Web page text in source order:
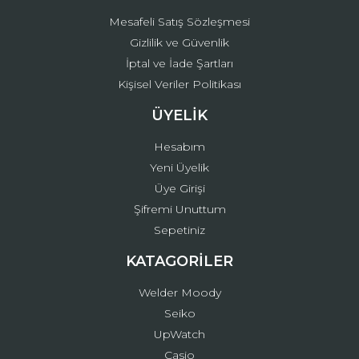
Mesafeli Satış Sözleşmesi
Gizlilik ve Güvenlik
İptal ve İade Şartları
Kişisel Veriler Politikası
ÜYELİK
Hesabım
Yeni Üyelik
Üye Girişi
Şifremi Unuttum
Sepetiniz
KATAGORİLER
Welder Moody
Seiko
UpWatch
Casio